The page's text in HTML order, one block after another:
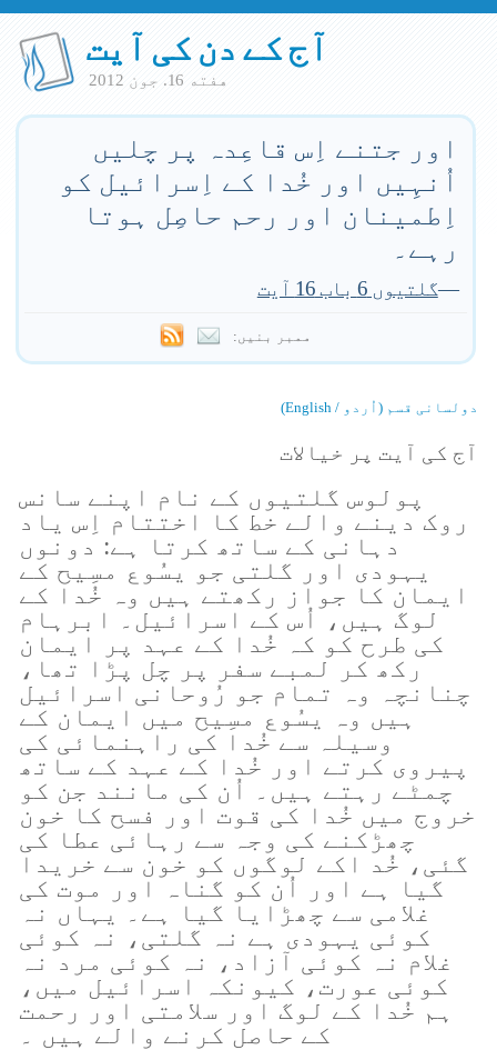
آج کے دن کی آیت
هفته 16. جون 2012
اور جتنے اِس قاعِدہ پر چلیں
اُنہِیں اور خُدا کے اِسرائیل کو
اِطمینان اور رحم حاصِل ہوتا
رہے۔
—گلتیوں 6 باب 16 آیت
ممبر بنیں:
دولسانی قسم (اُردو / English)
آج کی آیت پر خیالات
پولوس گلتیوں کے نام اپنے سانس
روک دینے والے خط کا اختتام اِس یاد
دہانی کے ساتھ کرتا ہے: دونوں
یہودی اور گلتی جو یسُوع مسِیح کے
ایمان کا جواز رکھتے ہیں وہ خُدا کے
لوگ ہیں، اُس کے اسرائیل۔ ابرہام
کی طرح کو کہ خُدا کے عہد پر ایمان
رکھ کر لمبے سفر پر چل پڑا تھا،
چنانچہ وہ تمام جو رُوحانی اسرائیل
ہیں وہ یسُوع مسِیح میں ایمان کے
وسیلہ سے خُدا کی راہنمائی کی
پیروی کرتے اور خُدا کے عہد کے ساتھ
چمٹے رہتے ہیں۔ اُن کی مانند جن کو
خروج میں خُدا کی قوت اور فسح کا خون
چھڑکنے کی وجہ سے رہائی عطا کی
گئی، خُد اکے لوگوں کو خون سے خریدا
گیا ہے اور اُن کو گناہ اور موت کی
غلامی سے چھڑایا گیا ہے۔ یہاں نہ
کوئی یہودی ہے نہ گلتی، نہ کوئی
غلام نہ کوئی آزاد، نہ کوئی مرد نہ
کوئی عورت، کیونکہ اسرائیل میں،
ہم خُدا کے لوگ اور سلامتی اور رحمت
کے حاصل کرنے والے ہیں ۔